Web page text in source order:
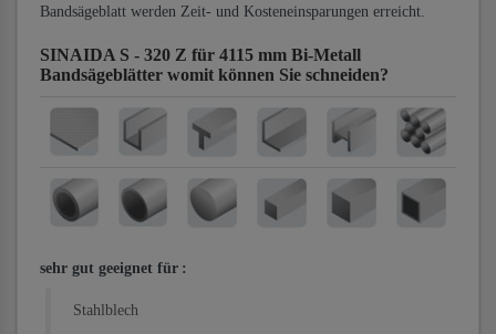
Bandsägeblatt werden Zeit- und Kosteneinsparungen erreicht.
SINAIDA S - 320 Z für 4115 mm Bi-Metall
Bandsägeblätter womit können Sie schneiden?
sehr gut geeignet für :
Stahlblech